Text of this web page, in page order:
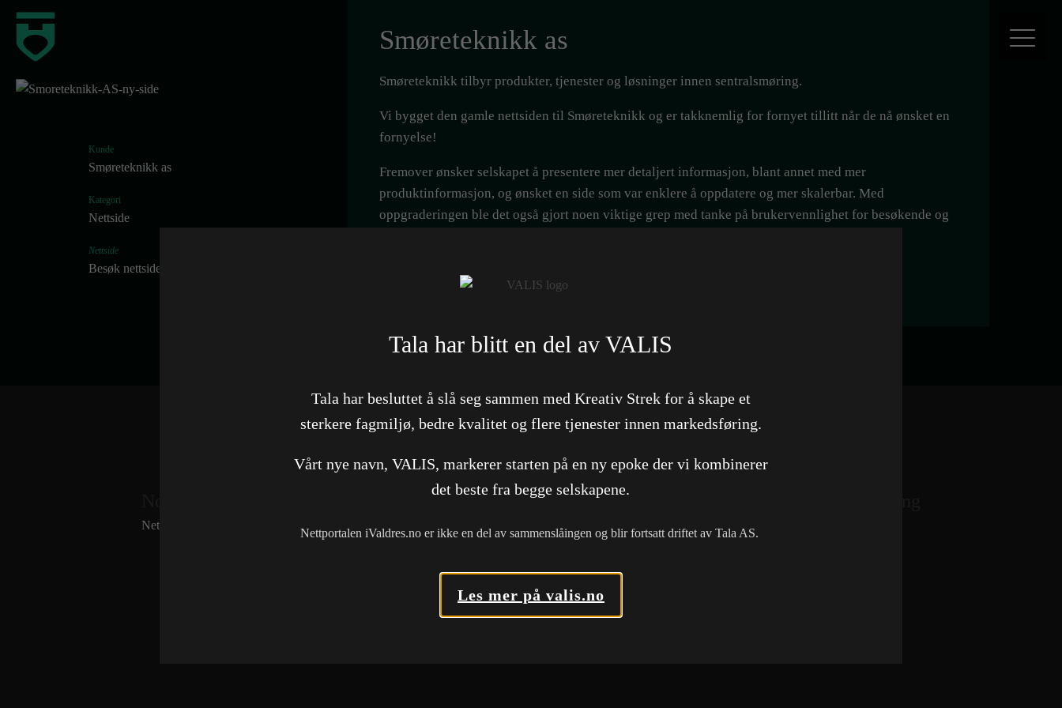
Kunde
Smøreteknikk as
Kategori
Nettside
Nettside
Besøk nettside
Smøreteknikk as
Smøreteknikk tilbyr produkter, tjenester og løsninger innen sentralsmøring.
Vi bygget den gamle nettsiden til Smøreteknikk og er takknemlig for fornyet tillitt når de nå ønsket en
fornyelse!
Fremover ønsker selskapet å presentere mer detaljert informasjon, blant annet med mer
produktinformasjon, og ønsket en side som var enklere å oppdatere og mer skalerbar. Med
oppgraderingen ble det også gjort noen viktige grep med tanke på brukervennlighet for besøkende og
FLERE REFERANSER
Nettside
Brødrene Dokken AS\VARE
Nettside
Brøtaskogen Massemottak
Nettside
Se alle referanser
Tala har blitt en del av VALIS
Tala har besluttet å slå seg sammen med Kreativ Strek for å skape et
sterkere fagmiljø, bedre kvalitet og flere tjenester innen markedsføring.
Vårt nye navn, VALIS, markerer starten på en ny epoke der vi kombinerer
det beste fra begge selskapene.
Nettportalen iValdres.no er ikke en del av sammenslåingen og blir fortsatt driftet av Tala AS.
Les mer på valis.no